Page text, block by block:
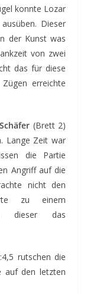
konnte Lozar
Dieser
der Kunst was
von zwei
das für diese
erreichte
(Brett 2)
Lange Zeit war
die Partie
Angriff auf die
nicht den
zu einem
dieser das
rutschen die
auf den letzten